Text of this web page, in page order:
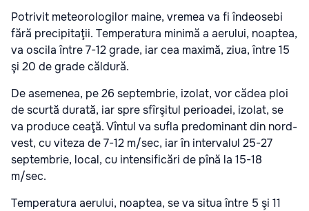
Potrivit meteorologilor maine, vremea va fi îndeosebi
fără precipitaţii. Temperatura minimă a aerului, noaptea,
va oscila între 7-12 grade, iar cea maximă, ziua, între 15
şi 20 de grade căldură.
De asemenea, pe 26 septembrie, izolat, vor cădea ploi
de scurtă durată, iar spre sfîrşitul perioadei, izolat, se
va produce ceaţă. Vîntul va sufla predominant din nord-
vest, cu viteza de 7-12 m/sec, iar în intervalul 25-27
septembrie, local, cu intensificări de pînă la 15-18
m/sec.
Temperatura aerului, noaptea, se va situa între 5 şi 11